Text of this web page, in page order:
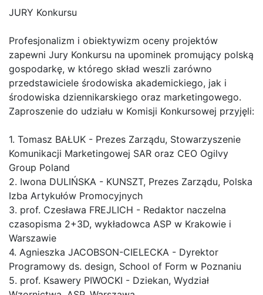
JURY Konkursu
Profesjonalizm i obiektywizm oceny projektów
zapewni Jury Konkursu na upominek promujący polską
gospodarkę, w którego skład weszli zarówno
przedstawiciele środowiska akademickiego, jak i
środowiska dziennikarskiego oraz marketingowego.
Zaproszenie do udziału w Komisji Konkursowej przyjęli:
1. Tomasz BAŁUK - Prezes Zarządu, Stowarzyszenie
Komunikacji Marketingowej SAR oraz CEO Ogilvy
Group Poland
2. Iwona DULIŃSKA - KUNSZT, Prezes Zarządu, Polska
Izba Artykułów Promocyjnych
3. prof. Czesława FREJLICH - Redaktor naczelna
czasopisma 2+3D, wykładowca ASP w Krakowie i
Warszawie
4. Agnieszka JACOBSON-CIELECKA - Dyrektor
Programowy ds. design, School of Form w Poznaniu
5. prof. Ksawery PIWOCKI - Dziekan, Wydział